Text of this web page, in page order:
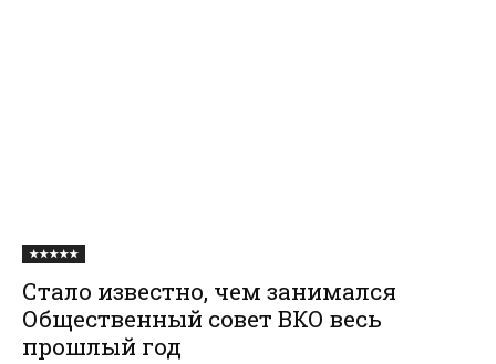
★★★★★
Стало известно, чем занимался
Общественный совет ВКО весь
прошлый год